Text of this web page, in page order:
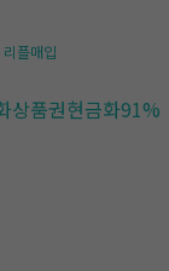
리플매입
상품권현금화91%